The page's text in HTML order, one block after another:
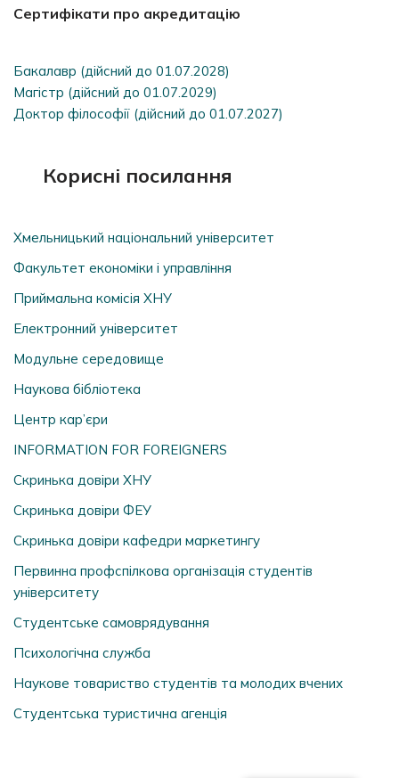
Сертифікати про акредитацію
Бакалавр (дійсний до 01.07.2028)
Магістр (дійсний до 01.07.2029)
Доктор філософії (дійсний до 01.07.2027)
Корисні посилання
Хмельницький національний університет
Факультет економіки і управління
Приймальна комісія ХНУ
Електронний університет
Модульне середовище
Наукова бібліотека
Центр кар’єри
INFORMATION FOR FOREIGNERS
Скринька довіри ХНУ
Скринька довіри ФЕУ
Скринька довіри кафедри маркетингу
Первинна профспілкова організація студентів
університету
Студентське самоврядування
Психологічна служба
Наукове товариство студентів та молодих вчених
Студентська туристична агенція